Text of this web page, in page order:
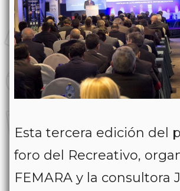
Esta tercera edición del
foro del Recreativo,
FEMARA y la consultora